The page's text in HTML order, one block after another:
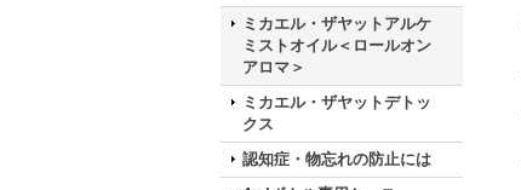
ミカエル・ザヤットアルケ
ミストオイル＜ロールオン
アロマ＞
ミカエル・ザヤットデトッ
クス
認知症・物忘れの防止には